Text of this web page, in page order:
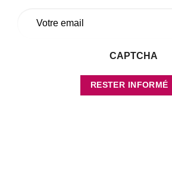
CAPTCHA
RESTER INFORMÉ